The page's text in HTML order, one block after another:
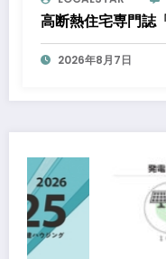
高断熱住宅専門誌
2026年8月7日